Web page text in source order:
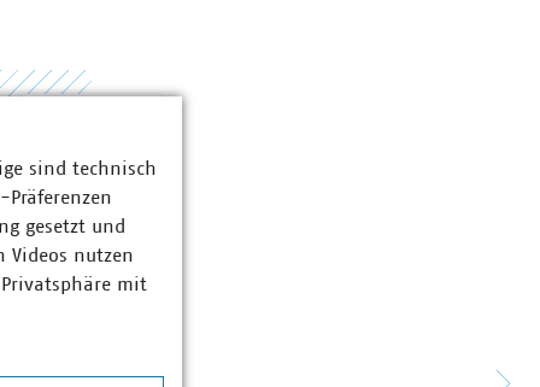
zum
sind technisch
gesetzt und
Videos nutzen
mit